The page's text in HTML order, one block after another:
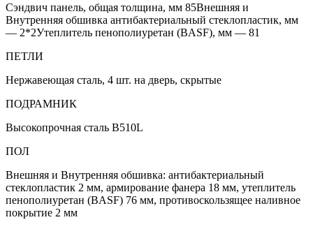
Сэндвич панель, общая толщина, мм 85Внешняя и
Внутренняя обшивка антибактериальный стеклопластик, мм
— 2*2Утеплитель пенополиуретан (BASF), мм — 81
ПЕТЛИ
Нержавеющая сталь, 4 шт. на дверь, скрытые
ПОДРАМНИК
Высокопрочная сталь B510L
ПОЛ
Внешняя и Внутренняя обшивка: антибактериальный
стеклопластик 2 мм, армирование фанера 18 мм, утеплитель
пенополиуретан (BASF) 76 мм, противоскользящее наливное
покрытие 2 мм